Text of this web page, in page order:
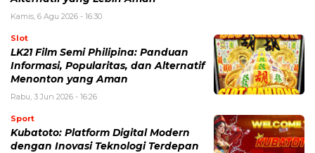
Kamis, 6 Agu 2026 - 16:30
Slot
LK21 Film Semi Philipina: Panduan
Informasi, Popularitas, dan Alternatif
Menonton yang Aman
Rabu, 3 Jun 2026 - 16:26
Sport
Kubatoto: Platform Digital Modern
dengan Inovasi Teknologi Terdepan